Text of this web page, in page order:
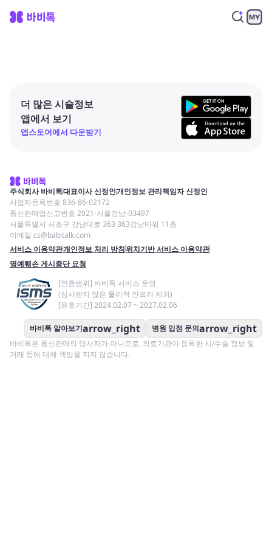
더 많은 시술정보
앱에서 보기
앱스토어에서 다운받기
주식회사 바비톡대표이사 신정인개인정보 관리책임자 신정인
사업자등록번호 836-86-02172
통신판매업신고번호 2021-서울강남-03497
서울특별시 서초구 강남대로 363 363강남타워 11층
이메일 cs@babitalk.com
서비스 이용약관개인정보 처리 방침위치기반 서비스 이용약관
명예훼손 게시중단 요청
[인증범위] 바비톡 서비스 운영
(심사받지 않은 물리적 인프라 제외)
[유효기간] 2024.02.07 ~ 2027.02.06
바비톡 알아보기arrow_right 병원 입점 문의arrow_right
바비톡은 통신판매의 당사자가 아니므로, 의료기관이 등록한 시/수술 정보 및
거래 등에 대해 책임을 지지 않습니다.